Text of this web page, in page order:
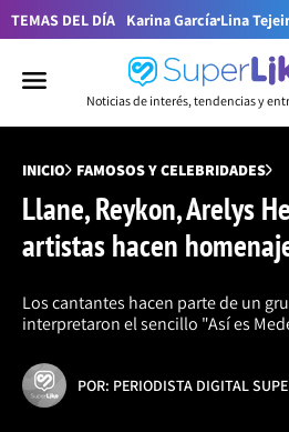
TEMAS DEL DÍA Karina García Lina
Noticias de interés, tendencias y
INICIO FAMOSOS Y CELEBRIDADES
Llane, Reykon, Arelys
artistas hacen
Los cantantes hacen parte de un
interpretaron el sencillo "Así es
POR: PERIODISTA DIGITAL